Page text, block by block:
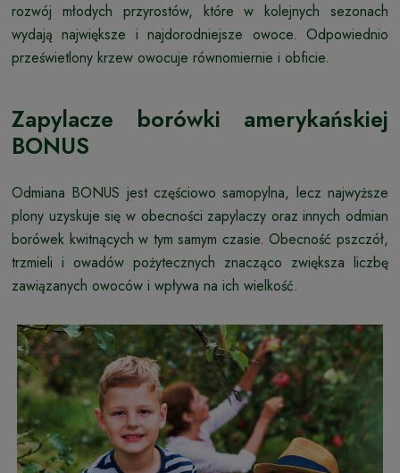
rozwój młodych przyrostów, które w kolejnych sezonach
wydają największe i najdorodniejsze owoce. Odpowiednio
prześwietlony krzew owocuje równomiernie i obficie.
Zapylacze borówki amerykańskiej
BONUS
Odmiana BONUS jest częściowo samopylna, lecz najwyższe
plony uzyskuje się w obecności zapylaczy oraz innych odmian
borówek kwitnących w tym samym czasie. Obecność pszczół,
trzmieli i owadów pożytecznych znacząco zwiększa liczbę
zawiązanych owoców i wpływa na ich wielkość.